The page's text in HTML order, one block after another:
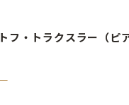
・トラクスラー（ピア